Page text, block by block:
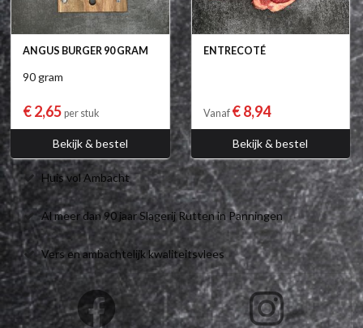
ANGUS BURGER 90 GRAM
90 gram
€ 2,65 per stuk
Bekijk & bestel
ENTRECOTÉ
Vanaf € 8,94
Bekijk & bestel
Huis vol Ambacht
Al meer dan 90 jaar Slagerij Rutten in Panningen
Vers en ambachtelijk kwaliteitsvlees